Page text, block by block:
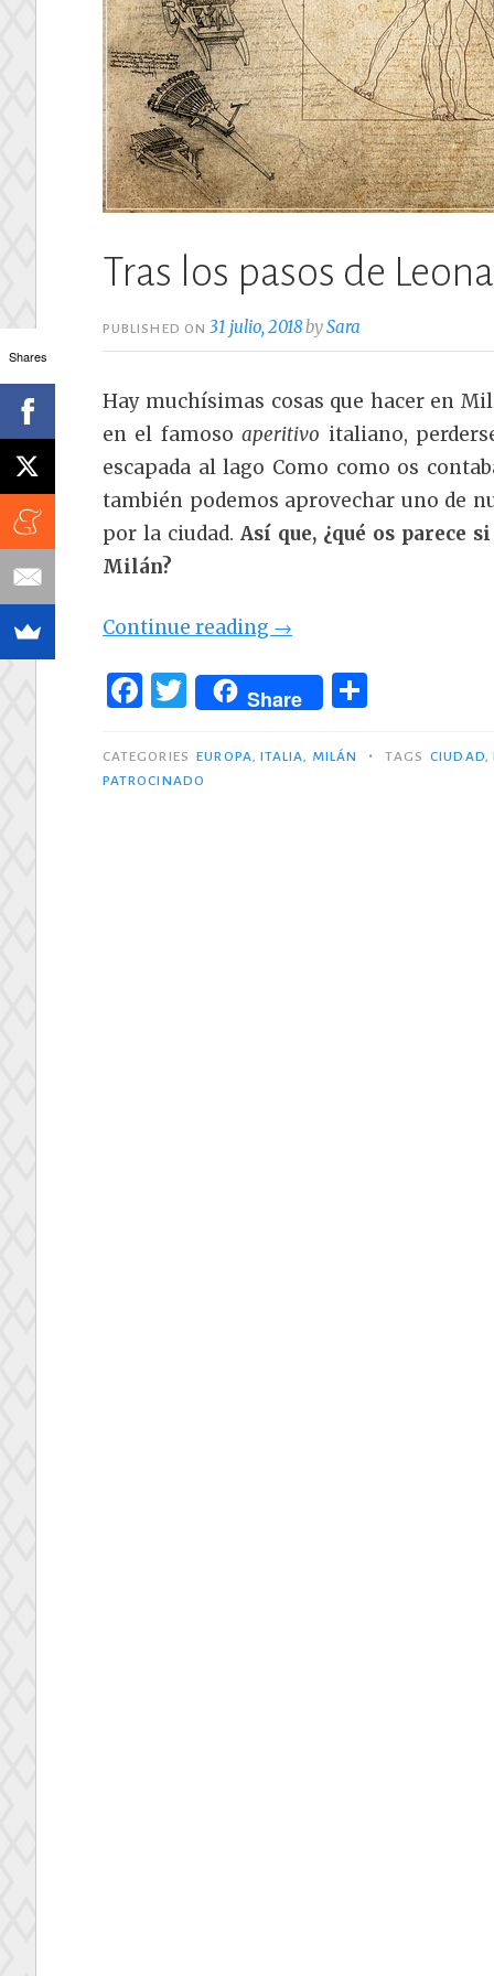
Tras los pasos de
PUBLISHED ON31 julio, 2018bySara
Hay muchísimas cosas que hacer en
en el famosoaperitivo italiano,
escapada al lago Como como os
también podemos aprovechar uno de
por la ciudad.Así que, ¿qué os parece
Milán?
Continue reading «Tras
pasos
Leonardo
→
F
c
e
T
w
it
te
Share
m
CATEGORIES EUROPA, ITALIA, MILÁN • TAGS CIUDAD,
PATROCINADO
Shares